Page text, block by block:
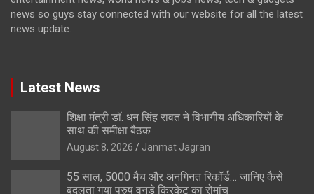
news so guys stay connected with our website for all the latest
news update.
Latest News
शिक्षा मंत्री डॉ. धन सिंह रावत ने विभागीय अधिकारियों के
साथ की समीक्षा बैठक
August 8, 2026 Janmat Jagran
55 साल, 5000 मैच और अनगिनत रिकॉर्ड… जानिए कैसे
बदलता गया पुरुष वनडे क्रिकेट का रोमांच